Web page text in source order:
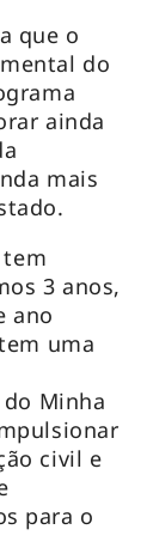
que o
do
ainda
mais
3 anos,
ano
uma
Minha
civil e
para o